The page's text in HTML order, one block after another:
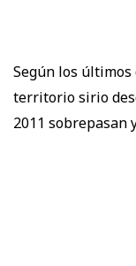
Según los últimos
territorio sirio
2011 sobrepasan